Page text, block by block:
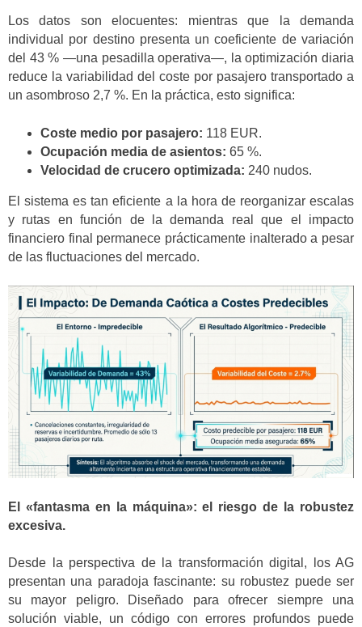
Los datos son elocuentes: mientras que la demanda
individual por destino presenta un coeficiente de variación
del 43 % —una pesadilla operativa—, la optimización diaria
reduce la variabilidad del coste por pasajero transportado a
un asombroso 2,7 %. En la práctica, esto significa:
Coste medio por pasajero: 118 EUR.
Ocupación media de asientos: 65 %.
Velocidad de crucero optimizada: 240 nudos.
El sistema es tan eficiente a la hora de reorganizar escalas
y rutas en función de la demanda real que el impacto
financiero final permanece prácticamente inalterado a pesar
de las fluctuaciones del mercado.
El «fantasma en la máquina»: el riesgo de la robustez
excesiva.
Desde la perspectiva de la transformación digital, los AG
presentan una paradoja fascinante: su robustez puede ser
su mayor peligro. Diseñado para ofrecer siempre una
solución viable, un código con errores profundos puede